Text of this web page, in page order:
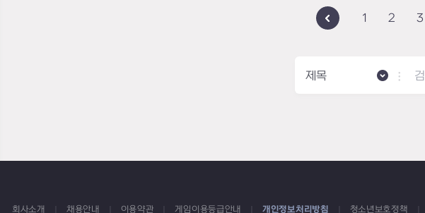
1 2 3
제목
회사소개 채용안내 이용약관 게임이용등급안내 개인정보처리방침 청소년보호정책